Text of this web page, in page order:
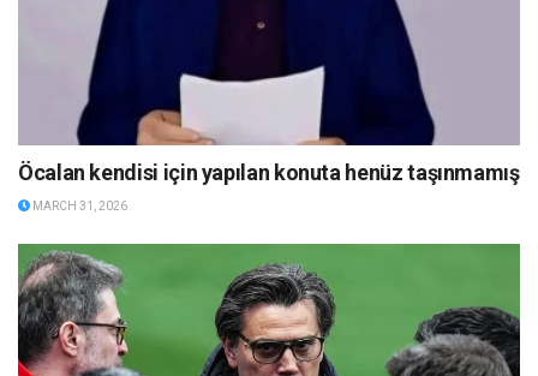
Öcalan kendisi için yapılan konuta henüz taşınmamış
MARCH 31, 2026